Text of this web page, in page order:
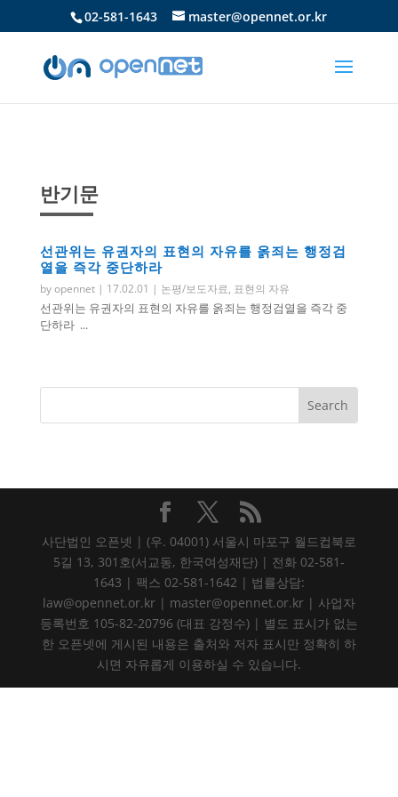
02-581-1643 master@opennet.or.kr
반기문
선관위는 유권자의 표현의 자유를 옭죄는 행정검
열을 즉각 중단하라
byopennet| 17.02.01 | 논평/보도자료, 표현의 자유
선관위는 유권자의 표현의 자유를 옭죄는 행정검열을 즉각 중
단하라 ...
사단법인 오픈넷 | (우. 04001) 서울시 마포구 월드컵북로
5길 13, 301호(서교동, 한국여성재단) | 전화 02-581-
1643 | 팩스 02-581-1642 | 법률상담:
law@opennet.or.kr | master@opennet.or.kr | 사업자
등록번호 105-82-20796 (대표 강정수) | 별도 표시가 없는
한 오픈넷에 게시된 내용은 출처와 저자 표시만 정확히 하
시면 자유롭게 이용하실 수 있습니다.